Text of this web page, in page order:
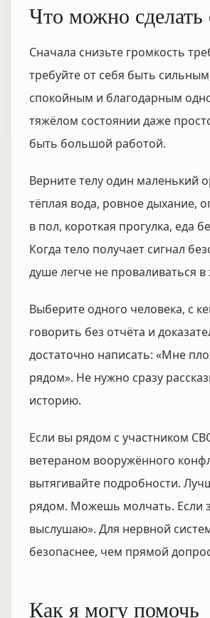
Что можно сделать
Сначала снизьте громкость
требуйте от себя быть
спокойным и благодарным
тяжёлом состоянии даже
быть большой работой.
Верните телу один маленький
тёплая вода, ровное дыхание,
в пол, короткая прогулка, еда
Когда тело получает сигнал
душе легче не проваливаться в
Выберите одного человека, с
говорить без отчёта и
достаточно написать: «Мне
рядом». Не нужно сразу
историю.
Если вы рядом с участником
ветераном вооружённого
вытягивайте подробности.
рядом. Можешь молчать. Если
выслушаю». Для нервной
безопаснее, чем прямой
Как я могу помочь